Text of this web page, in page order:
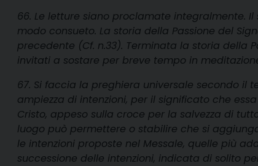
66. Le letture siano proclamate integralmente.
modo consueto. La storia della Passione del
precedente (Cf. n.33). Terminata la storia della
invitati a sostare per breve tempo in
67. Si faccia la preghiera universale secondo
ampiezza di intenzioni, per il significato che
Cristo, appeso sulla croce per la salvezza di
luogo può permettere o stabilire che si
le intenzioni proposte nel Messale, quelle più
successione delle intenzioni, indicata di solito